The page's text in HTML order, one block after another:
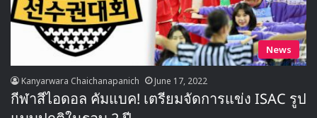
News
Kanyarwara Chaichanapanich June 17, 2022
กีฬาสีไอดอล คัมแบค! เตรียมจัดการแข่ง ISAC รูป